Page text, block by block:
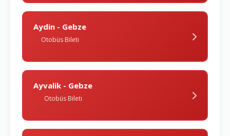
Aydin - Gebze
Otobüs Bileti
Ayvalik - Gebze
Otobüs Bileti